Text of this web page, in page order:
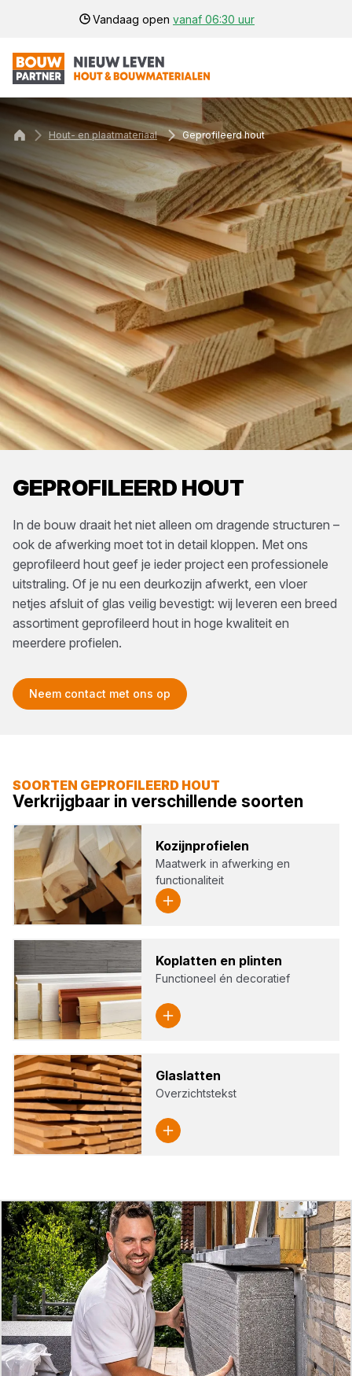
Vandaag open vanaf 06:30 uur
GEPROFILEERD HOUT
In de bouw draait het niet alleen om dragende structuren –
ook de afwerking moet tot in detail kloppen. Met ons
geprofileerd hout geef je ieder project een professionele
uitstraling. Of je nu een deurkozijn afwerkt, een vloer
netjes afsluit of glas veilig bevestigt: wij leveren een breed
assortiment geprofileerd hout in hoge kwaliteit en
meerdere profielen.
Neem contact met ons op
Hout- en plaatmateriaal Geprofileerd hout
SOORTEN GEPROFILEERD HOUT
Verkrijgbaar in verschillende soorten
Kozijn­pro­fie­len
Maatwerk in afwerking en
functionaliteit
Kop­lat­ten en plin­ten
Functioneel én decoratief
Glas­lat­ten
Overzichtstekst